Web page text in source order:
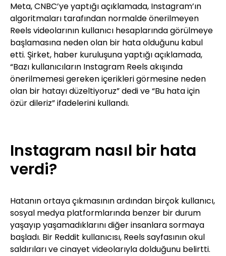
Meta, CNBC’ye yaptığı açıklamada, Instagram’ın
algoritmaları tarafından normalde önerilmeyen
Reels videolarının kullanıcı hesaplarında görülmeye
başlamasına neden olan bir hata olduğunu kabul
etti. Şirket, haber kuruluşuna yaptığı açıklamada,
“Bazı kullanıcıların Instagram Reels akışında
önerilmemesi gereken içerikleri görmesine neden
olan bir hatayı düzeltiyoruz” dedi ve “Bu hata için
özür dileriz” ifadelerini kullandı.
Instagram nasıl bir hata
verdi?
Hatanın ortaya çıkmasının ardından birçok kullanıcı,
sosyal medya platformlarında benzer bir durum
yaşayıp yaşamadıklarını diğer insanlara sormaya
başladı. Bir Reddit kullanıcısı, Reels sayfasının okul
saldırıları ve cinayet videolarıyla dolduğunu belirtti.